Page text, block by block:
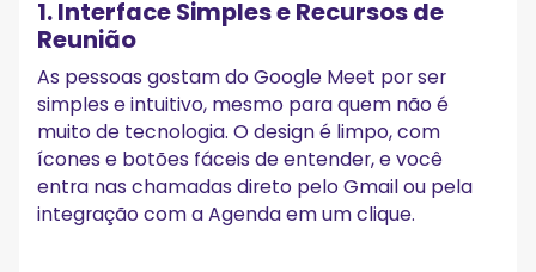
1. Interface Simples e Recursos de
Reunião
As pessoas gostam do Google Meet por ser
simples e intuitivo, mesmo para quem não é
muito de tecnologia. O design é limpo, com
ícones e botões fáceis de entender, e você
entra nas chamadas direto pelo Gmail ou pela
integração com a Agenda em um clique.